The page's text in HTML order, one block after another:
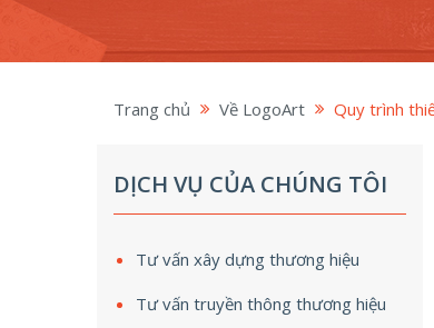
Trang chủ Về LogoArt Quy trình
DỊCH VỤ CỦA CHÚNG TÔI
Tư vấn xây dựng thương hiệu
Tư vấn truyền thông thương hiệu